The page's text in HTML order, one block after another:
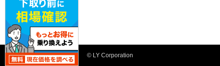
carview! Yahoo! JAPAN
© LY Corporation